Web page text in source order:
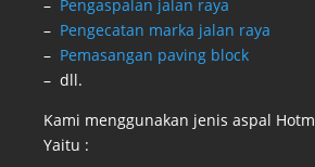
– Pengaspalan jalan raya
– Pengecatan marka jalan raya
– Pemasangan paving block
– dll.
Kami menggunakan jenis aspal
Yaitu :